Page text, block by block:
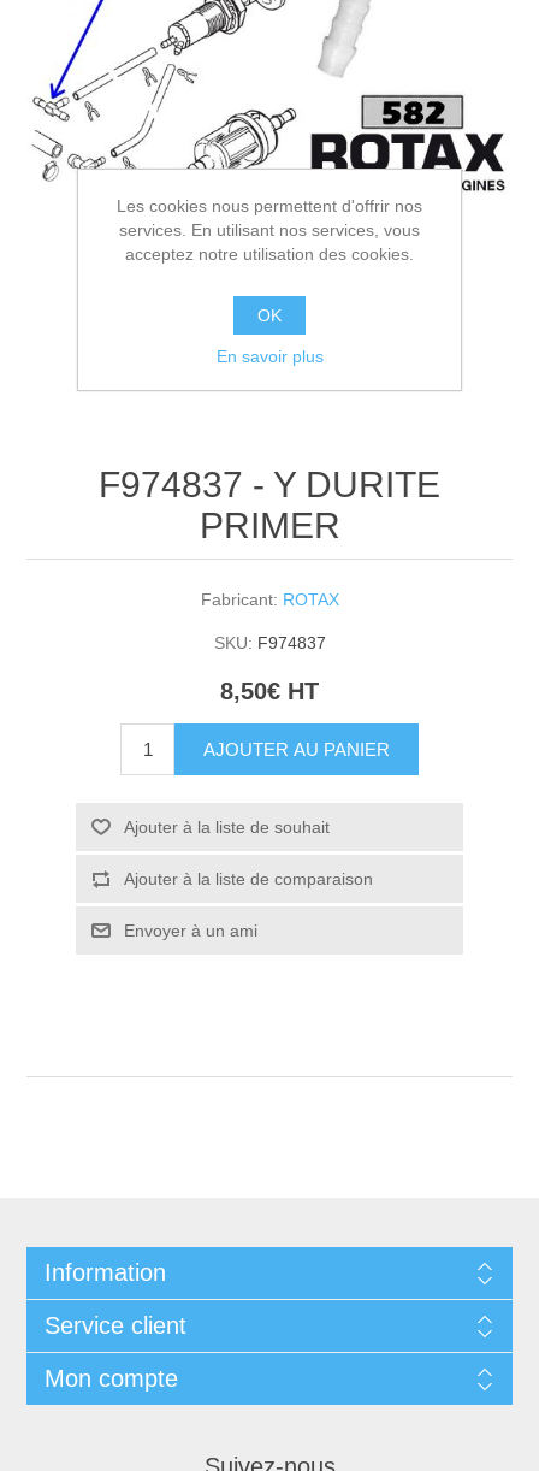
F974837 - Y DURITE
PRIMER
Fabricant: ROTAX
SKU: F974837
8,50€ HT
AJOUTER AU PANIER
Ajouter à la liste de souhait
Ajouter à la liste de comparaison
Envoyer à un ami
Information
Service client
Mon compte
Les cookies nous permettent d'offrir nos
services. En utilisant nos services, vous
acceptez notre utilisation des cookies.
OK
En savoir plus